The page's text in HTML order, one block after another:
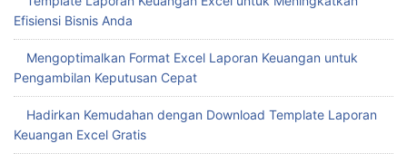
Efisiensi Bisnis Anda
Mengoptimalkan Format Excel Laporan Keuangan untuk
Pengambilan Keputusan Cepat
Hadirkan Kemudahan dengan Download Template Laporan
Keuangan Excel Gratis